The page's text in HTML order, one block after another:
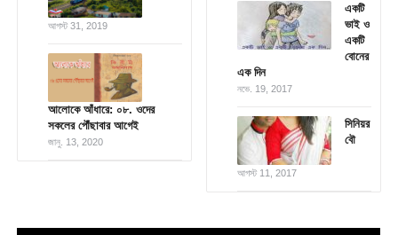
আগস্ট 31, 2019
আলোকে আঁধারে: ০৮. ওদের
সকলের পৌঁছাবার আগেই
জানু. 13, 2020
একটি
ভাই ও
একটি
বোনের
এক দিন
নভে. 19, 2017
সিনিয়র
বৌ
আগস্ট 11, 2017